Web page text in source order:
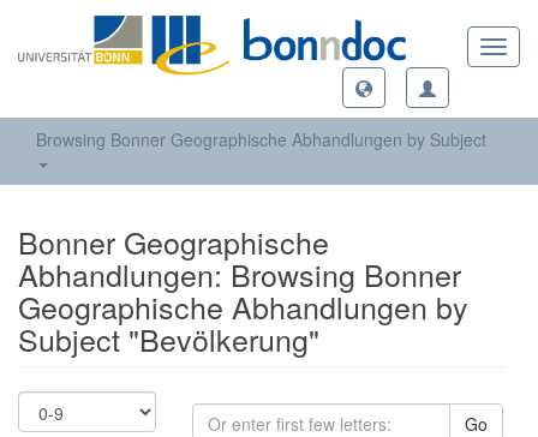
Browsing Bonner Geographische Abhandlungen by Subject
Bonner Geographische
Abhandlungen: Browsing Bonner
Geographische Abhandlungen by
Subject "Bevölkerung"
Go